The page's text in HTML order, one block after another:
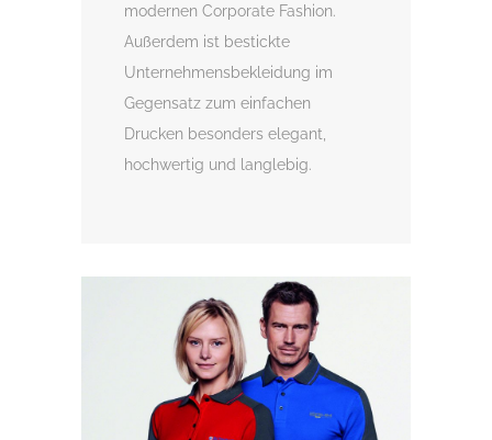
modernen Corporate Fashion.
Außerdem ist bestickte
Unternehmensbekleidung im
Gegensatz zum einfachen
Drucken besonders elegant,
hochwertig und langlebig.